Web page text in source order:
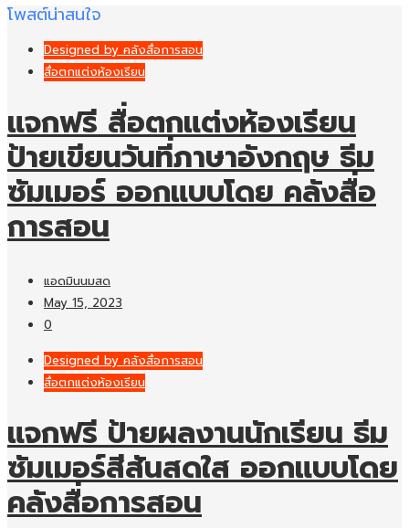
โพสต์น่าสนใจ
Designed by คลังสื่อการสอน
สื่อตกแต่งห้องเรียน
แจกฟรี สื่อตกแต่งห้องเรียน
ป้ายเขียนวันที่ภาษาอังกฤษ ธีม
ซัมเมอร์ ออกแบบโดย คลังสื่อ
การสอน
แอดมินนมสด
May 15, 2023
0
Designed by คลังสื่อการสอน
สื่อตกแต่งห้องเรียน
แจกฟรี ป้ายผลงานนักเรียน ธีม
ซัมเมอร์สีสันสดใส ออกแบบโดย
คลังสื่อการสอน